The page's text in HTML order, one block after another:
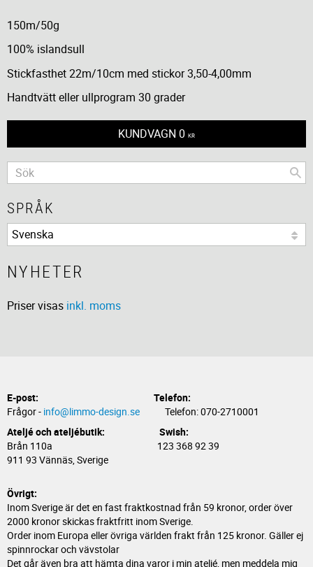
150m/50g
100% islandsull
Stickfasthet 22m/10cm med stickor 3,50-4,00mm
Handtvätt eller ullprogram 30 grader
KUNDVAGN 0 KR
SPRÅK
NYHETER
Priser visas inkl. moms
E-post:
Telefon:
Frågor - info@limmo-design.se Telefon: 070-2710001
Ateljé och ateljébutik: Swish:
Brån 110a 123 368 92 39
911 93 Vännäs, Sverige
Övrigt:
Inom Sverige är det en fast fraktkostnad från 59 kronor, order över
2000 kronor skickas fraktfritt inom Sverige.
Order inom Europa eller övriga världen frakt från 125 kronor. Gäller ej
spinnrockar och vävstolar
Det går även bra att hämta dina varor i min ateljé, men meddela mig